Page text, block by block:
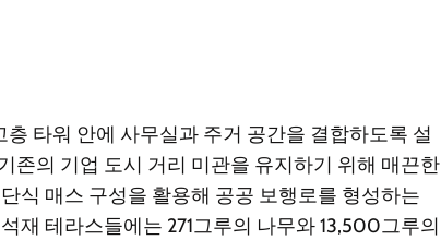
타워 안에 사무실과 주거 공간을 결합하도록 설
존의 기업 도시 거리 미관을 유지하기 위해 매끈한
식 매스 구성을 활용해 공공 보행로를 형성하는
재 테라스들에는 271그루의 나무와 13,500그루의